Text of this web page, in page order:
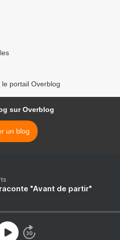
portail Overblog
sur Overblog
un blog
"Avant de partir"